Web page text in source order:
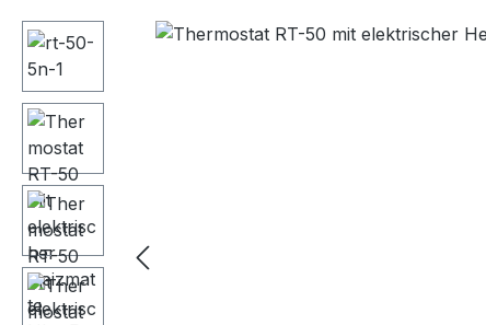
Bildergalerie überspringen